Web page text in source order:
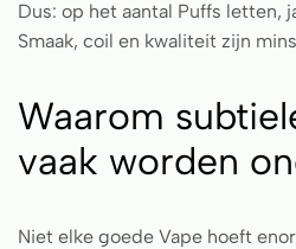
Dus: op het aantal Puffs letten,
Smaak, coil en kwaliteit zijn
Waarom
vaak worden
Niet elke goede Vape hoeft